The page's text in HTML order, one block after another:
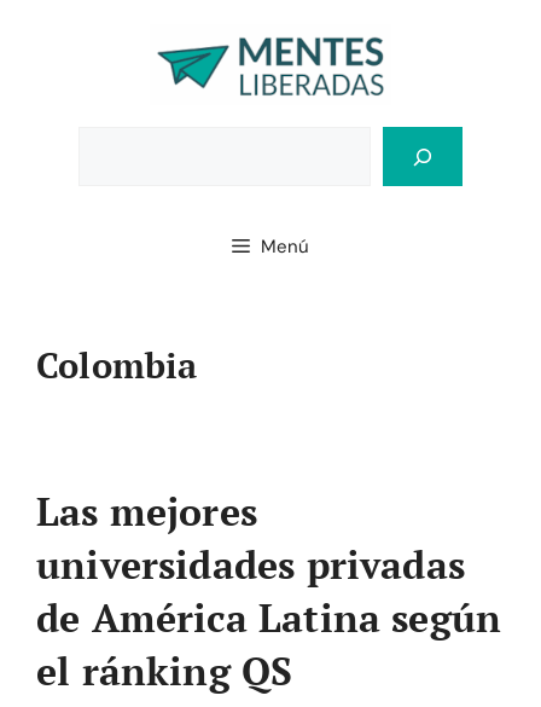
Menú
Colombia
Las mejores
universidades privadas
de América Latina según
el ránking QS